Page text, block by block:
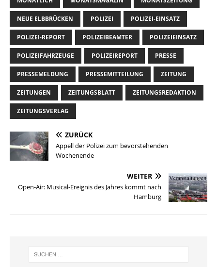
NEUE ELBBRÜCKEN POLIZEI POLIZEI-EINSATZ
POLIZEI-REPORT POLIZEIBEAMTER POLIZEIEINSATZ
POLIZEIFAHRZEUGE POLIZEIREPORT PRESSE
PRESSEMELDUNG PRESSEMITTEILUNG ZEITUNG
ZEITUNGEN ZEITUNGSBLATT ZEITUNGSREDAKTION
ZEITUNGSVERLAG
ZURÜCK
Appell der Polizei zum bevorstehenden
Wochenende
WEITER
Open-Air: Musical-Ereignis des Jahres kommt nach
Hamburg